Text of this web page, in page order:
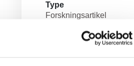
Type
Forskningsartikel
Udgiver/forlag
Nordic Performing Arts